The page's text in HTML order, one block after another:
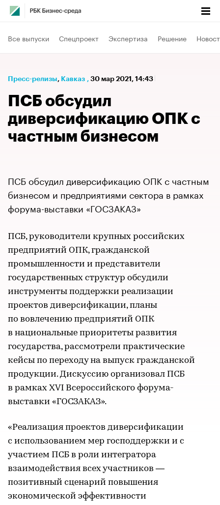
Все выпуски Спецпроект Экспертиза Решение
Пресс-релизы⁠, Кавказ , 30 мар 2021, 14:43
ПСБ обсудил
диверсификацию ОПК с
частным бизнесом
ПСБ обсудил диверсификацию ОПК с частным
бизнесом и предприятиями сектора в рамках
форума-выставки «ГОСЗАКАЗ»
ПСБ, руководители крупных российских
предприятий ОПК, гражданской
промышленности и представители
государственных структур обсудили
инструменты поддержки реализации
проектов диверсификации, планы
по вовлечению предприятий ОПК
в национальные приоритеты развития
государства, рассмотрели практические
кейсы по переходу на выпуск гражданской
продукции. Дискуссию организовал ПСБ
в рамках XVI Всероссийского форума-
выставки «ГОСЗАКАЗ».
«Реализация проектов диверсификации
с использованием мер господдержки и с
участием ПСБ в роли интегратора
взаимодействия всех участников —
позитивный сценарий повышения
экономической эффективности